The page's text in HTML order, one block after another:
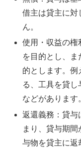
借主は貸主に対
ん。
使用・収益の権
を目的とし、ま
的とします。例
る、工具を貸し
などがあります
返還義務：貸与
まり、貸与期
与物を貸主に返